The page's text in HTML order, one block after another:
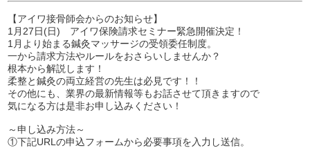
【アイワ接骨師会からのお知らせ】
1月27日(日) アイワ保険請求セミナー緊急開催決定！
1月より始まる鍼灸マッサージの受領委任制度。
一から請求方法やルールをおさらいしませんか？
根本から解説します！
柔整と鍼灸の両立経営の先生は必見です！！
その他にも、業界の最新情報等もお話させて頂きますので
気になる方は是非お申し込みください！
～申し込み方法～
①下記URLの申込フォームから必要事項を入力し送信。